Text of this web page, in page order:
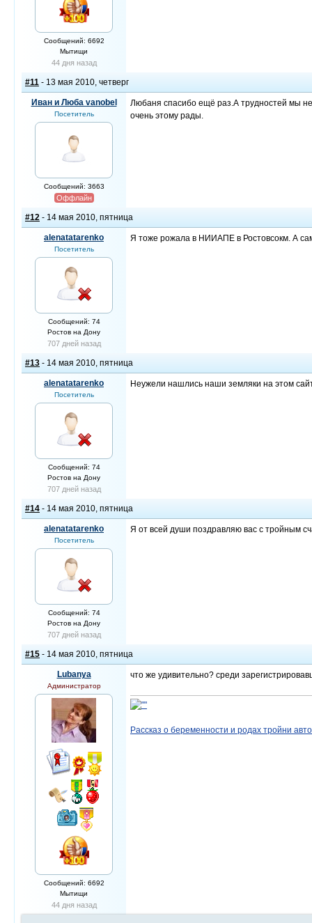
Сообщений: 6692
Мытищи
44 дня назад
#11 - 13 мая 2010, четверг
Иван и Люба vanobel
Посетитель
Сообщений: 3663
Оффлайн
Любаня спасибо ещё раз.А трудностей мы
очень этому рады.
#12 - 14 мая 2010, пятница
alenatatarenko
Посетитель
Сообщений: 74
Ростов на Дону
707 дней назад
Я тоже рожала в НИИАПЕ в Ростовсокм. А
#13 - 14 мая 2010, пятница
alenatatarenko
Посетитель
Сообщений: 74
Ростов на Дону
707 дней назад
Неужели нашлись наши земляки на этом
#14 - 14 мая 2010, пятница
alenatatarenko
Посетитель
Сообщений: 74
Ростов на Дону
707 дней назад
Я от всей души поздравляю вас с тройным
#15 - 14 мая 2010, пятница
Lubanya
Администратор
Сообщений: 6692
Мытищи
44 дня назад
что же удивительно? среди
Рассказ о беременности и родах тройни